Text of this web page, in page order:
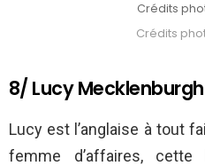
Crédits
Crédits
8/ Lucy Mecklenburgh
Lucy est l’anglaise à tout
femme d’affaires,